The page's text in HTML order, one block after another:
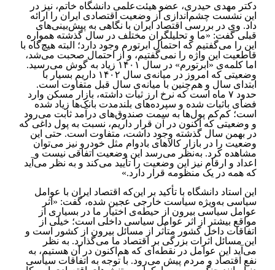
دکتر مهدی حیدری، عضو هیئت‌علمی دانشگاه خاتم، نیز در
این نشست چشم‌اندازی از وضعیت اقتصادی ایران را ارائه
داد. وی در بررسی اقتصاد ایران با نگاهی به پیش‌بینی‌های
قبلی گفت: «ما و تحلیلگران مختلف در سال گذشته همواره
این را می‌گفتیم که احتمال ابرتورم وجود دارد؛ ‏البته هیچ‌گاه با
قاطعیت این واژه را نمی‌گفتیم، و از احتمال صحبت می‌شد،
اما کلمه‌ی «ابرتورم» در سال ۱۴۰۱ زیاد به گوش می‌رسید.
وضعیتی که امروز در میانه‌ی ‏سال ۱۴۰۲ داریم بسیار با
ابتدای سال و هم‌چنین با میانه‌ی سال قبل متفاوت است.
حدود ۷ ماه است که نرخ ارز ثبات ‏داشته، بازار مسکن وارد
فضای باثبات شده و سپرده‌های بلندمدت بانک‌ها زیاد شده
است؛ کم‌کم پول‌ها به سمت ‏صندوق‌های درآمد ثابت می‌رود
و وضعیتی که اکنون در آن قرار داریم، نسبت به پول داغی که
در بهمن سال گذشته وجود ‏داشت، متفاوت است. حتی این
وضعیت را در بازار کالاهای بادوام مثل خودرو نیز می‌توان
مشاهده کرد. به‌نظر می‌رسد این ‏وضعیت اتفاقی نیست و
اعداد و ارقام نیز این وضعیت را تأیید می‌کند و به نظر می‌آید
که همه در یک منظومه قرار دارد‎.»
این استاد دانشگاه با تأکید بر این‌که اقتصاد ایران با عوامل
سیاسی به‌ویژه سیاست خارجی عجین شده، گفت: «اثر
عوامل سیاسی بیرون از حیطه‌ی اختیار ما در بسیاری از
مواقع ‏بیشتر از اثر عوامل سیاسی داخلی است؛ خیلی از
اتفاقات داخل کشور متأثر از مسائل بیرون از کشور است و
این مسائل اثرات بزرگی بر ‏اقتصاد ما می‌گذارد. به نظر
می‌آید این عوامل در نقطه‌ای که هم‌اکنون در آن هستیم، به
نفع اقتصاد و مردم پیش می‌رود. با ‏توجه به اتفاقات سیاسی